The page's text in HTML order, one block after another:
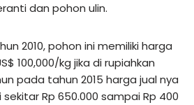
dan pohon ulin.
2010, pohon ini memiliki harga
100,000/kg jika di rupiahkan
pada tahun 2015 harga jual nya
Rp 650.000 sampai Rp 400